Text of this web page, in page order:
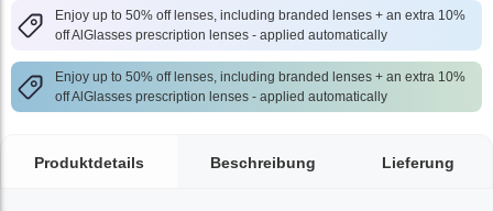
Enjoy up to 50% off lenses, including branded lenses + an extra 10%
off AlGlasses prescription lenses - applied automatically
Enjoy up to 50% off lenses, including branded lenses + an extra 10%
off AlGlasses prescription lenses - applied automatically
Produktdetails Beschreibung Lieferung